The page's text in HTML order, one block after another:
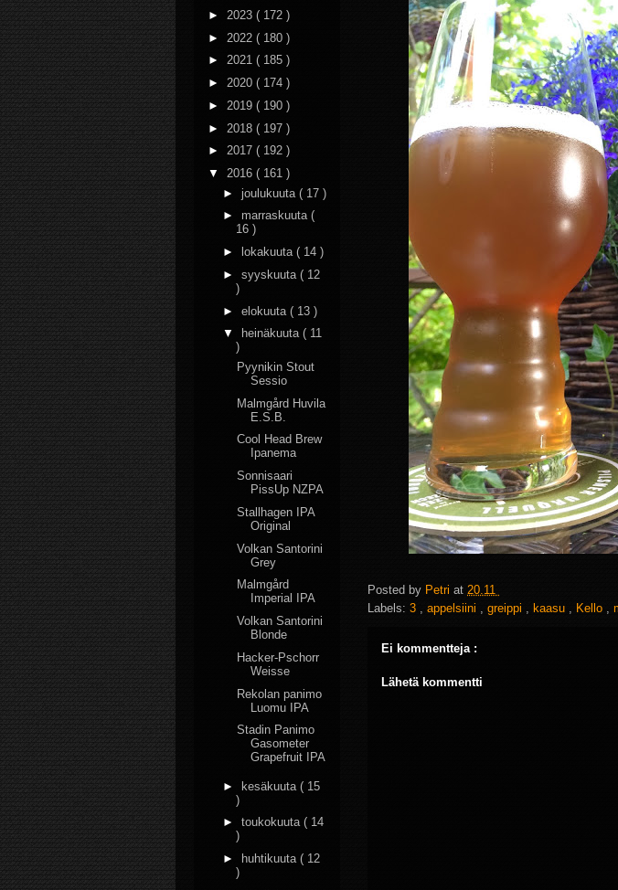
Posted by Petri at 20.11
Labels: 3 appelsiini greippi kaasu Kello
Ei kommentteja :
Lähetä kommentti
► 2023 ( 172 )
► 2022 ( 180 )
► 2021 ( 185 )
► 2020 ( 174 )
► 2019 ( 190 )
► 2018 ( 197 )
► 2017 ( 192 )
▼ 2016 ( 161 )
► joulukuuta ( 17 )
► marraskuuta (
16 )
►
lokakuuta ( 14 )
► syyskuuta ( 12
)
► elokuuta ( 13 )
▼
heinäkuuta ( 11
)
Pyynikin Stout
Sessio
Malmgård Huvila
E.S.B.
Cool Head Brew
Ipanema
Sonnisaari
PissUp NZPA
Stallhagen IPA
Original
Volkan Santorini
Grey
Malmgård
Imperial IPA
Volkan Santorini
Blonde
Hacker-Pschorr
Weisse
Rekolan panimo
Luomu IPA
Stadin Panimo
Gasometer
Grapefruit IPA
► kesäkuuta ( 15
)
► toukokuuta ( 14
)
►
huhtikuuta ( 12
)